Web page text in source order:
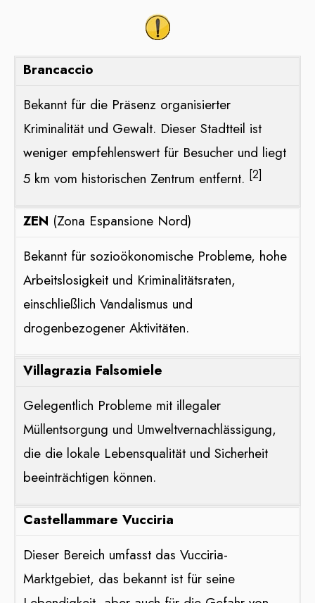
Brancaccio
Bekannt für die Präsenz organisierter
Kriminalität und Gewalt. Dieser Stadtteil ist
weniger empfehlenswert für Besucher und liegt
5 km vom historischen Zentrum entfernt​​. [2]
ZEN (Zona Espansione Nord)
Bekannt für sozioökonomische Probleme, hohe
Arbeitslosigkeit und Kriminalitätsraten,
einschließlich Vandalismus und
drogenbezogener Aktivitäten​​.
Villagrazia Falsomiele
Gelegentlich Probleme mit illegaler
Müllentsorgung und Umweltvernachlässigung,
die die lokale Lebensqualität und Sicherheit
beeinträchtigen können​​.
Castellammare Vucciria
Dieser Bereich umfasst das Vucciria-
Marktgebiet, das bekannt ist für seine